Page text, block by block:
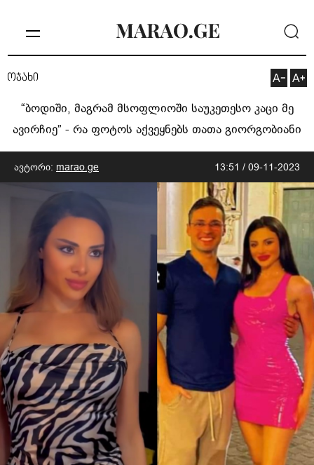
ოჯახი
“ბოდიში, მაგრამ მსოფლიოში საუკეთესო კაცი მე
ავირჩიე” - რა ფოტოს აქვეყნებს თათა გიორგობიანი
ავტორი: marao.ge 13:51 / 09-11-2023